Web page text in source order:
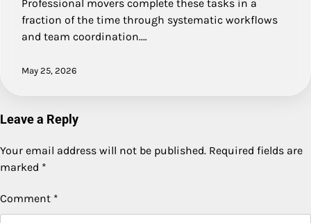
Professional movers complete these tasks in a
fraction of the time through systematic workflows
and team coordination.…
May 25, 2026
Leave a Reply
Your email address will not be published. Required fields are
marked *
Comment *